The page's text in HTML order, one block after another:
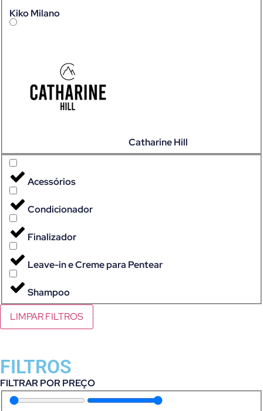
Kiko Milano
Catharine Hill
Acessórios
Condicionador
Finalizador
Leave-in e Creme para Pentear
Shampoo
LIMPAR FILTROS
FILTROS
FILTRAR POR PREÇO